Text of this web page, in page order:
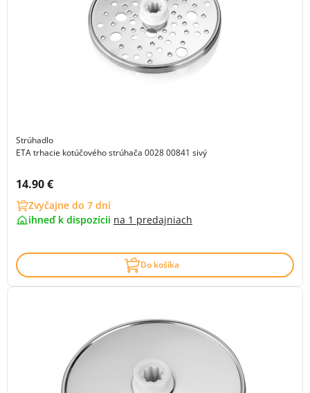
Strúhadlo
ETA trhacie kotúčového strúhača 0028 00841 sivý
Cena s DPH:
14.90 €
Zvyčajne do 7 dní
ihneď k dispozícii na 1 predajniach
Do košíka